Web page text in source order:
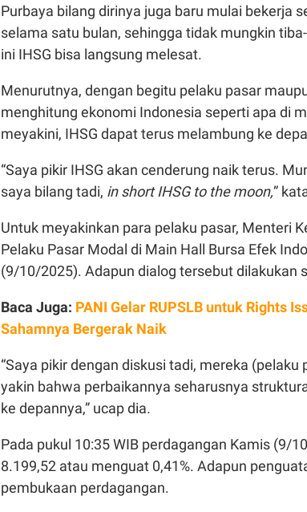
Purbaya bilang dirinya juga baru mulai bekerja
selama satu bulan, sehingga tidak mungkin
ini IHSG bisa langsung melesat.
Menurutnya, dengan begitu pelaku pasar
menghitung ekonomi Indonesia seperti apa di
meyakini, IHSG dapat terus melambung ke
“Saya pikir IHSG akan cenderung naik terus.
saya bilang tadi, in short IHSG to the moon,”
Untuk meyakinkan para pelaku pasar, Menteri
Pelaku Pasar Modal di Main Hall Bursa Efek
(9/10/2025). Adapun dialog tersebut dilakukan
Baca Juga: PANI Gelar RUPSLB untuk Rights
Sahamnya Bergerak Naik
“Saya pikir dengan diskusi tadi, mereka (pelaku
yakin bahwa perbaikannya seharusnya
ke depannya,” ucap dia.
Pada pukul 10:35 WIB perdagangan Kamis (9/
8.199,52 atau menguat 0,41%. Adapun
pembukaan perdagangan.